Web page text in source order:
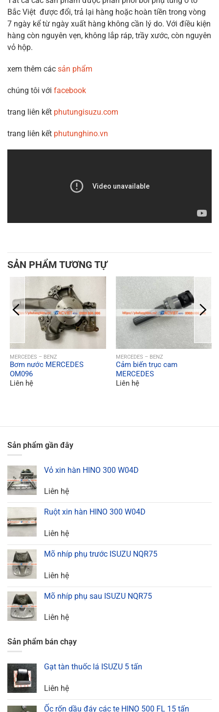
Bắc Việt được đổi, trả lại hàng hoặc hoàn tiền trong vòng
7 ngày kể từ ngày xuất hàng không cần lý do. Với điều kiện
hàng còn nguyên vẹn, không lắp ráp, trầy xước, còn nguyên
vỏ hộp.
xem thêm các sản phẩm
chúng tôi với facebook
trang liên kết phutungisuzu.com
trang liên kết phutunghino.vn
SẢN PHẨM TƯƠNG TỰ
QUICK VIEW
MERCEDES – BENZ
Bơm nước MERCEDES
OM096
Liên hệ
QUICK VIEW
MERCEDES – BENZ
Cảm biến trục cam
MERCEDES
Liên hệ
Sản phẩm gần đây
Vỏ xin hàn HINO 300 W04D
Liên hệ
Ruột xin hàn HINO 300 W04D
Liên hệ
Mõ nhíp phụ trước ISUZU NQR75
Liên hệ
Mõ nhíp phụ sau ISUZU NQR75
Liên hệ
Sản phẩm bán chạy
Gạt tàn thuốc lá ISUZU 5 tấn
Liên hệ
Ốc rốn dầu đáy các te HINO 500 FL 15 tấn